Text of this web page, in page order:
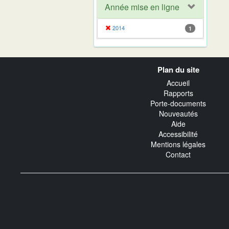
Année mise en ligne
2014 1
Plan du site
Accueil
Rapports
Porte-documents
Nouveautés
Aide
Accessibilité
Mentions légales
Contact